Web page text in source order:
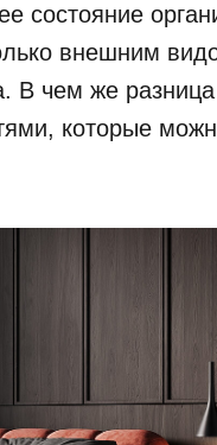
состояние
внешним
В чем же
которые